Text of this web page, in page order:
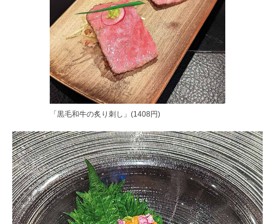
「黒毛和牛の炙り刺し」(1408円)